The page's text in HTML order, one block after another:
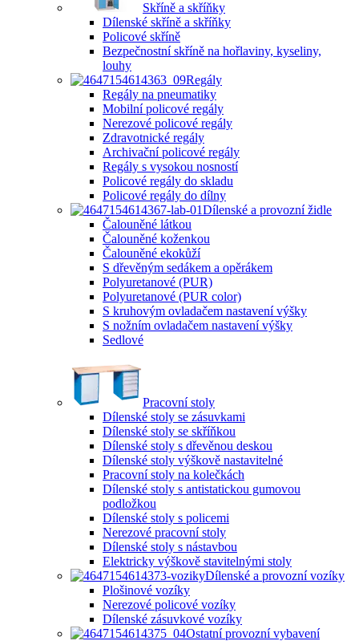
Skříně a skříňky
Dílenské skříně a skříňky
Policové skříně
Bezpečnostní skříně na hořlaviny, kyseliny,
louhy
Regály
Regály na pneumatiky
Mobilní policové regály
Nerezové policové regály
Zdravotnické regály
Archivační policové regály
Regály s vysokou nosností
Policové regály do skladu
Policové regály do dílny
Dílenské a provozní židle
Čalouněné látkou
Čalouněné koženkou
Čalouněné ekokůží
S dřevěným sedákem a opěrákem
Polyuretanové (PUR)
Polyuretanové (PUR color)
S kruhovým ovladačem nastavení výšky
S nožním ovladačem nastavení výšky
Sedlové
Pracovní stoly
Dílenské stoly se zásuvkami
Dílenské stoly se skříňkou
Dílenské stoly s dřevěnou deskou
Dílenské stoly výškově nastavitelné
Pracovní stoly na kolečkách
Dílenské stoly s antistatickou gumovou
podložkou
Dílenské stoly s policemi
Nerezové pracovní stoly
Dílenské stoly s nástavbou
Elektricky výškově stavitelnými stoly
Dílenské a provozní vozíky
Plošinové vozíky
Nerezové policové vozíky
Dílenské zásuvkové vozíky
Ostatní provozní vybavení